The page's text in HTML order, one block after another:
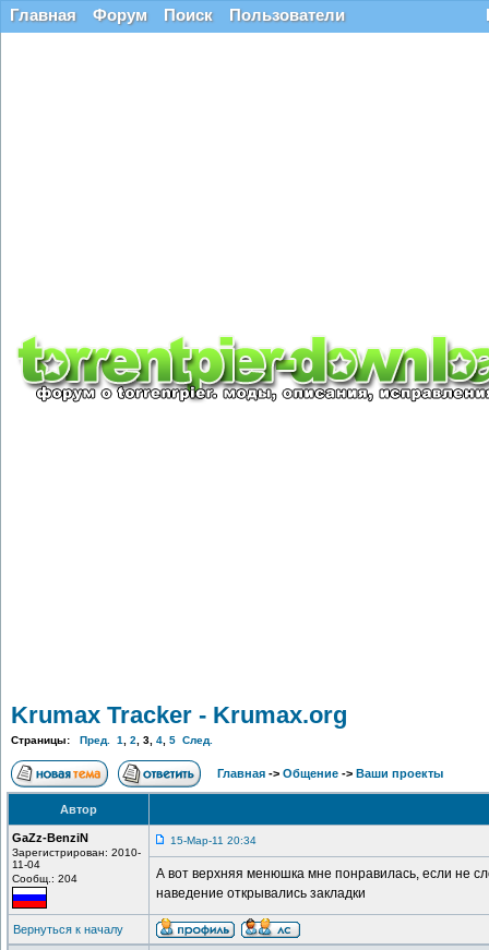
Главная Форум Поиск Пользователи
Krumax Tracker - Krumax.org
Страницы: Пред. 1 2 3 4 5 След.
Главная -> Общение -> Ваши проекты
Автор
GaZz-BenziN
Зарегистрирован: 2010-
11-04
Сообщ.: 204
15-Мар-11 20:34
А вот верхняя менюшка мне понравилась, если не
наведение открывались закладки
Вернуться к началу